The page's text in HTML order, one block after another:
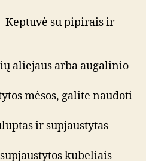
Keptuvė su pipirais ir
aliejaus arba augalinio
mėsos, galite naudoti
ir supjaustytas
kubeliais